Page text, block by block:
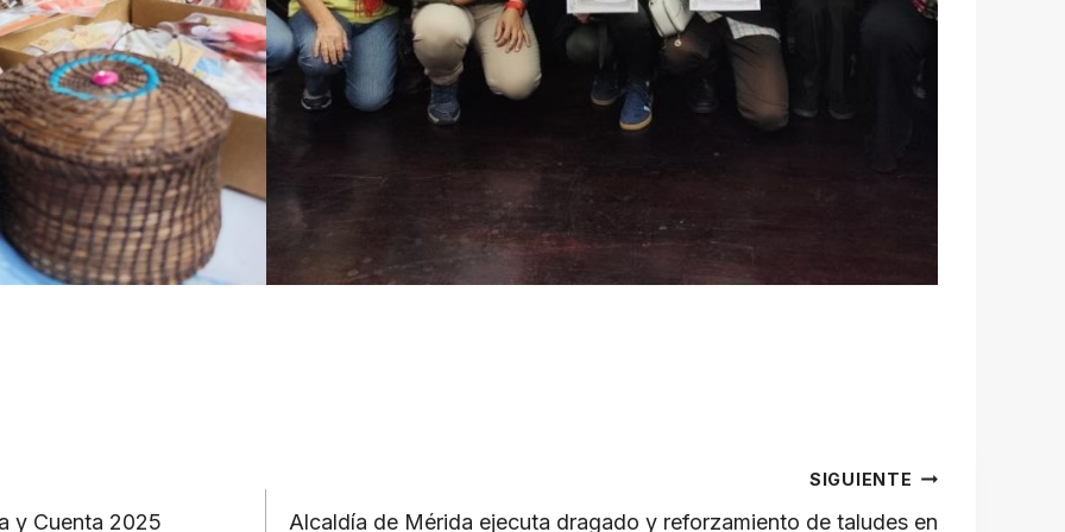
y Cuenta 2025
SIGUIENTE
Alcaldía de Mérida ejecuta dragado y reforzamiento de taludes en